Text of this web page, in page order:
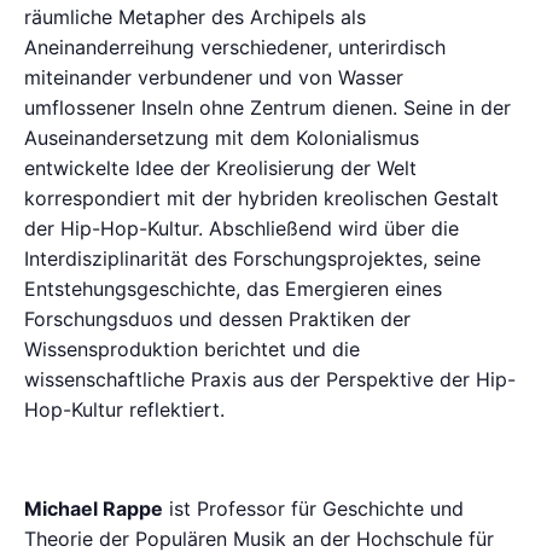
räumliche Metapher des Archipels als
Aneinanderreihung verschiedener, unterirdisch
miteinander verbundener und von Wasser
umflossener Inseln ohne Zentrum dienen. Seine in der
Auseinandersetzung mit dem Kolonialismus
entwickelte Idee der Kreolisierung der Welt
korrespondiert mit der hybriden kreolischen Gestalt
der Hip-Hop-Kultur. Abschließend wird über die
Interdisziplinarität des Forschungsprojektes, seine
Entstehungsgeschichte, das Emergieren eines
Forschungsduos und dessen Praktiken der
Wissensproduktion berichtet und die
wissenschaftliche Praxis aus der Perspektive der Hip-
Hop-Kultur reflektiert.
Michael Rappe ist Professor für Geschichte und
Theorie der Populären Musik an der Hochschule für